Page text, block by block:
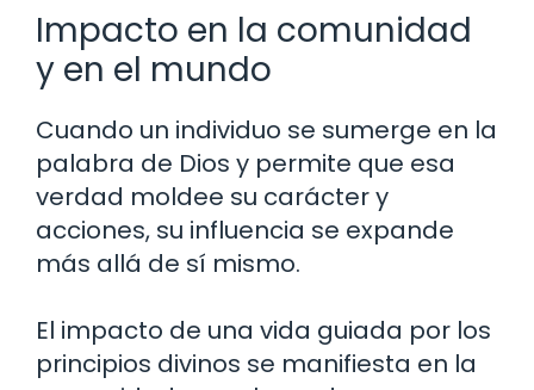
Impacto en la comunidad
y en el mundo
Cuando un individuo se sumerge en la
palabra de Dios y permite que esa
verdad moldee su carácter y
acciones, su influencia se expande
más allá de sí mismo.
El impacto de una vida guiada por los
principios divinos se manifiesta en la